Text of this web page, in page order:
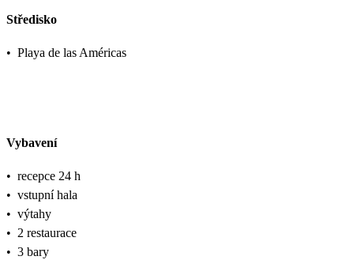
Středisko
• Playa de las Américas
Vybavení
• recepce 24 h
• vstupní hala
• výtahy
• 2 restaurace
• 3 bary